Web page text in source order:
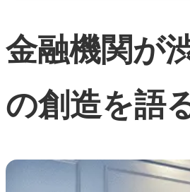
金融機関が
の創造を語